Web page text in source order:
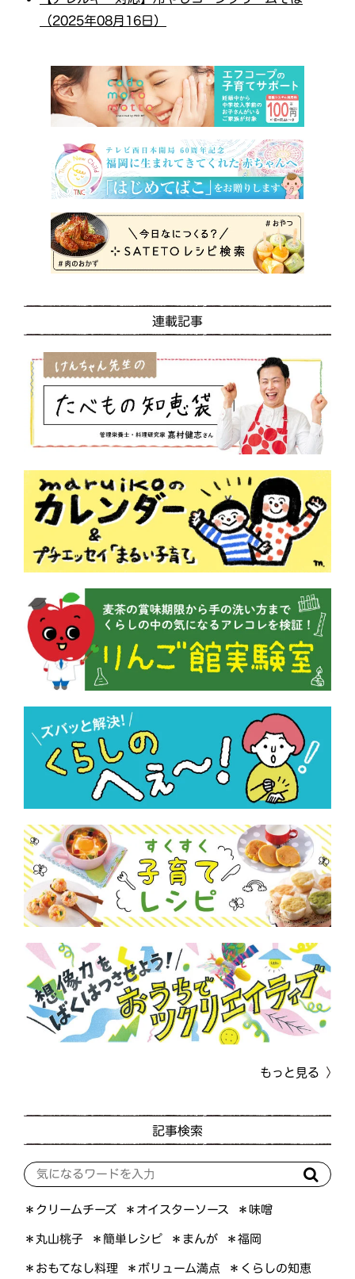
（2025年08月16日）
連載記事
もっと見る
記事検索
＊クリームチーズ ＊オイスターソース ＊味噌
＊丸山桃子 ＊簡単レシピ ＊まんが ＊福岡
＊おもてなし料理 ＊ボリューム満点 ＊くらしの知恵